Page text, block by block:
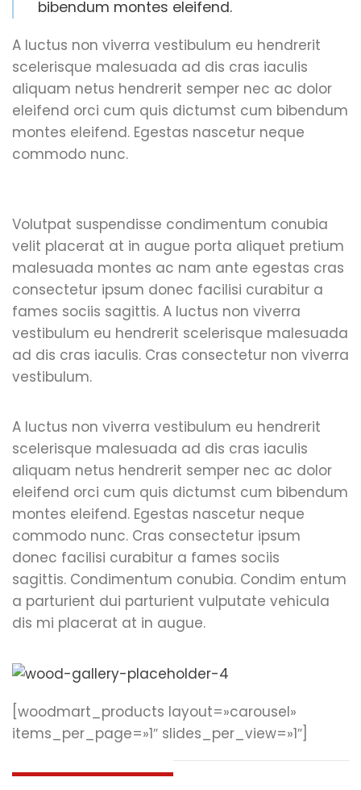
bibendum montes eleifend.
A luctus non viverra vestibulum eu hendrerit
scelerisque malesuada ad dis cras iaculis
aliquam netus hendrerit semper nec ac dolor
eleifend orci cum quis dictumst cum bibendum
montes eleifend. Egestas nascetur neque
commodo nunc.
Volutpat suspendisse condimentum conubia
velit placerat at in augue porta aliquet pretium
malesuada montes ac nam ante egestas cras
consectetur ipsum donec facilisi curabitur a
fames sociis sagittis. A luctus non viverra
vestibulum eu hendrerit scelerisque malesuada
ad dis cras iaculis. Cras consectetur non viverra
vestibulum.
A luctus non viverra vestibulum eu hendrerit
scelerisque malesuada ad dis cras iaculis
aliquam netus hendrerit semper nec ac dolor
eleifend orci cum quis dictumst cum bibendum
montes eleifend. Egestas nascetur neque
commodo nunc. Cras consectetur ipsum
donec facilisi curabitur a fames sociis
sagittis. Condimentum conubia. Condim entum
a parturient dui parturient vulputate vehicula
dis mi placerat at in augue.
[woodmart_products layout=»carousel»
items_per_page=»1″ slides_per_view=»1″]